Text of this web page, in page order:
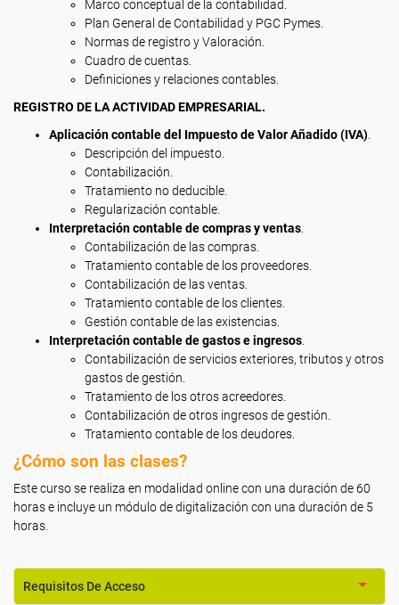
Marco conceptual de la contabilidad.
Plan General de Contabilidad y PGC Pymes.
Normas de registro y Valoración.
Cuadro de cuentas.
Definiciones y relaciones contables.
REGISTRO DE LA ACTIVIDAD EMPRESARIAL.
Aplicación contable del Impuesto de Valor Añadido (IVA)
Descripción del impuesto.
Contabilización.
Tratamiento no deducible.
Regularización contable.
Interpretación contable de compras y ventas
Contabilización de las compras.
Tratamiento contable de los proveedores.
Contabilización de las ventas.
Tratamiento contable de los clientes.
Gestión contable de las existencias.
Interpretación contable de gastos e ingresos
Contabilización de servicios exteriores, tributos y otros
gastos de gestión.
Tratamiento de los otros acreedores.
Contabilización de otros ingresos de gestión.
Tratamiento contable de los deudores.
¿Cómo son las clases?
Este curso se realiza en modalidad online con una duración de 60
horas e incluye un módulo de digitalización con una duración de 5
horas.
Requisitos De Acceso